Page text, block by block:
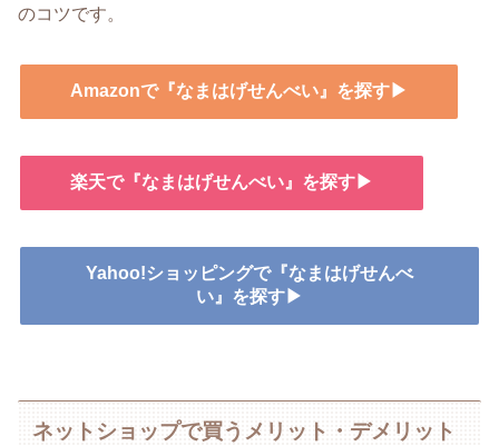
のコツです。
Amazonで『なまはげせんべい』を探す▶
楽天で『なまはげせんべい』を探す▶
Yahoo!ショッピングで『なまはげせんべ
い』を探す▶
ネットショップで買うメリット・デメリット